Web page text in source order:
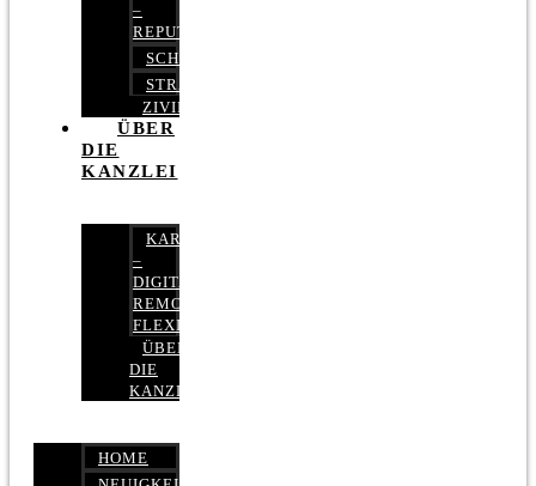
–
REPUTATIONSMANAGEMENT
SCHUFARECHT
STRAFRECHT
ZIVILRECHT
ÜBER
DIE
KANZLEI
KARRIERE
–
DIGITAL,
REMOTE,
FLEXIBEL
ÜBER
DIE
KANZLEI
HOME